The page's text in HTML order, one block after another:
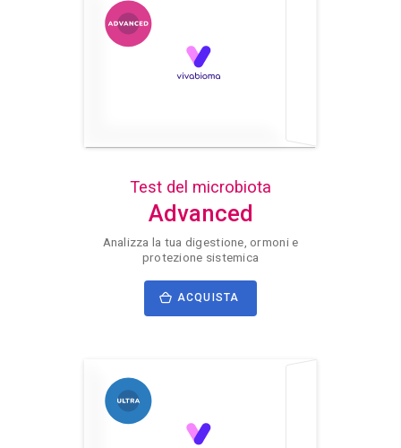
Test del microbiota
Advanced
Analizza la tua digestione, ormoni e
protezione sistemica
ACQUISTA